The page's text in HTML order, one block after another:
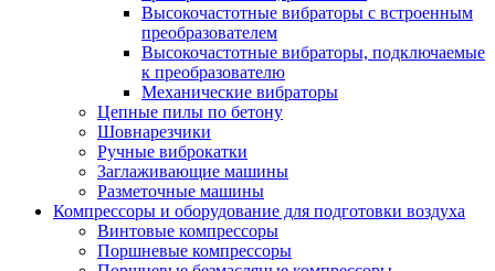
Высокочастотные вибраторы с встроенным
преобразователем
Высокочастотные вибраторы, подключаемые
к преобразователю
Механические вибраторы
Цепные пилы по бетону
Шовнарезчики
Ручные виброкатки
Заглаживающие машины
Разметочные машины
Компрессоры и оборудование для подготовки воздуха
Винтовые компрессоры
Поршневые компрессоры